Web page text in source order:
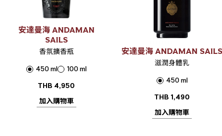
安達曼海 ANDAMAN
SAILS
香氛擴香瓶
450 ml
100 ml
THB 4,950
加入購物車
安達曼海 ANDAMAN SAILS
滋潤身體乳
450 ml
THB 1,490
加入購物車